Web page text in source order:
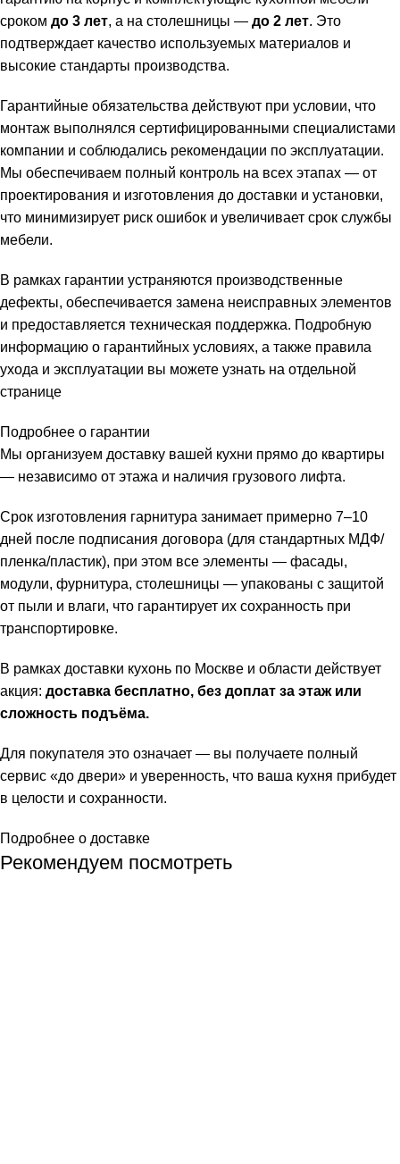
сроком до 3 лет, а на столешницы — до 2 лет. Это
подтверждает качество используемых материалов и
высокие стандарты производства.
Гарантийные обязательства действуют при условии, что
монтаж выполнялся сертифицированными специалистами
компании и соблюдались рекомендации по эксплуатации.
Мы обеспечиваем полный контроль на всех этапах — от
проектирования и изготовления до доставки и установки,
что минимизирует риск ошибок и увеличивает срок службы
мебели.
В рамках гарантии устраняются производственные
дефекты, обеспечивается замена неисправных элементов
и предоставляется техническая поддержка. Подробную
информацию о гарантийных условиях, а также правила
ухода и эксплуатации вы можете узнать на отдельной
странице
Подробнее о гарантии
Мы организуем доставку вашей кухни прямо до квартиры
— независимо от этажа и наличия грузового лифта.
Срок изготовления гарнитура занимает примерно 7–10
дней после подписания договора (для стандартных МДФ/
пленка/пластик), при этом все элементы — фасады,
модули, фурнитура, столешницы — упакованы с защитой
от пыли и влаги, что гарантирует их сохранность при
транспортировке.
В рамках доставки кухонь по Москве и области действует
акция: доставка бесплатно, без доплат за этаж или
сложность подъёма.
Для покупателя это означает — вы получаете полный
сервис «до двери» и уверенность, что ваша кухня прибудет
в целости и сохранности.
Подробнее о доставке
Рекомендуем посмотреть